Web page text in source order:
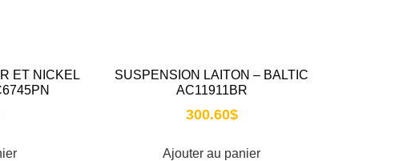
ET NICKEL
SUSPENSION LAITON – BALTIC
AC11911BR
300.60$
Ajouter au panier